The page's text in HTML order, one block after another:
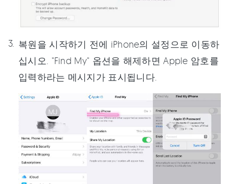
복원을 시작하기 전에 iPhone의 설정으로 이동하
십시오. "Find My" 옵션을 해제하면 Apple 암호를
입력하라는 메시지가 표시됩니다.